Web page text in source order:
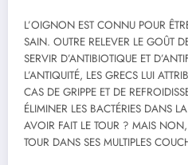
L’OIGNON EST CONNU POUR
SAIN. OUTRE RELEVER LE GOÛT
SERVIR D’ANTIBIOTIQUE ET
L’ANTIQUITÉ, LES GRECS LUI
CAS DE GRIPPE ET DE
ÉLIMINER LES BACTÉRIES DANS
AVOIR FAIT LE TOUR ? MAIS
TOUR DANS SES MULTIPLES